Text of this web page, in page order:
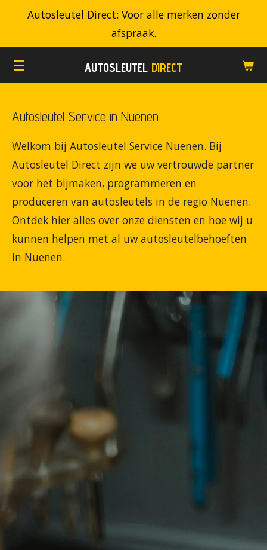
de
AUTOSLEUTEL DIRECT
Autosleutel Direct: Voor alle merken zonder
afspraak.
Autosleutel Service in Nuenen
Welkom bij Autosleutel Service Nuenen. Bij
Autosleutel Direct zijn we uw vertrouwde partner
voor het bijmaken, programmeren en
produceren van autosleutels in de regio Nuenen.
Ontdek hier alles over onze diensten en hoe wij u
kunnen helpen met al uw autosleutelbehoeften
in Nuenen.